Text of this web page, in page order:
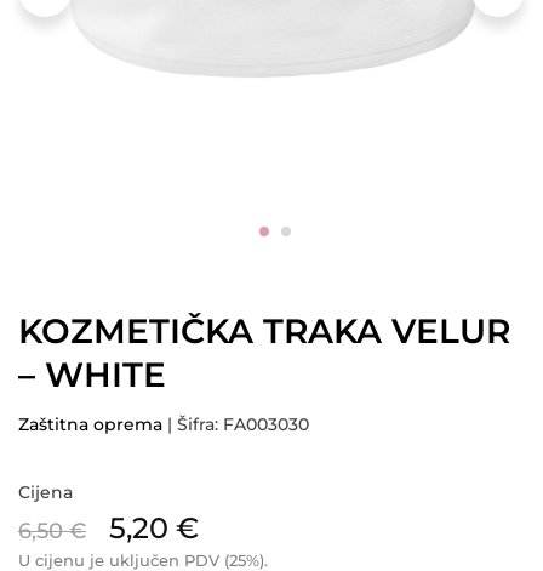
KOZMETIČKA TRAKA VELUR
– WHITE
Zaštitna oprema | Šifra: FA003030
Cijena
6,50€ 5,20 €
U cijenu je uključen PDV (25%).